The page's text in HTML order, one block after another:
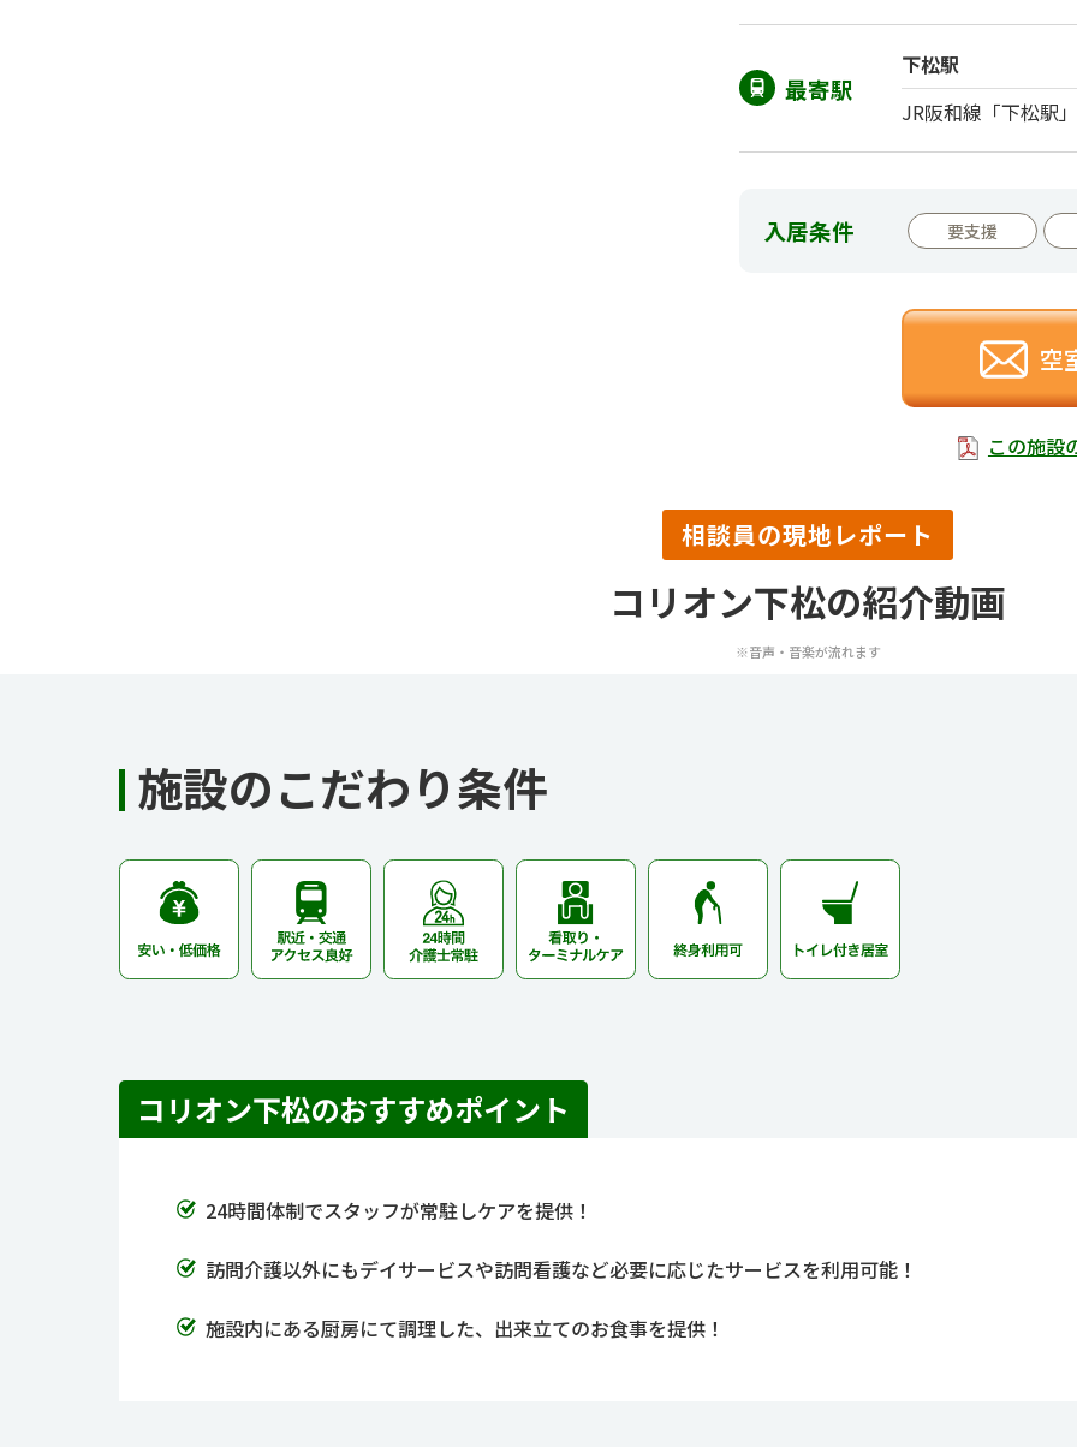
最寄駅
下松駅
JR阪和線「下松駅
入居条件 要支援
空
この施設
相談員の現地レポート
コリオン下松の紹介動画
※音声・音楽が流れます
施設のこだわり条件
コリオン下松のおすすめポイント
24時間体制でスタッフが常駐しケアを提供！
訪問介護以外にもデイサービスや訪問看護など必要に応じたサービスを利用可能！
施設内にある厨房にて調理した、出来立てのお食事を提供！